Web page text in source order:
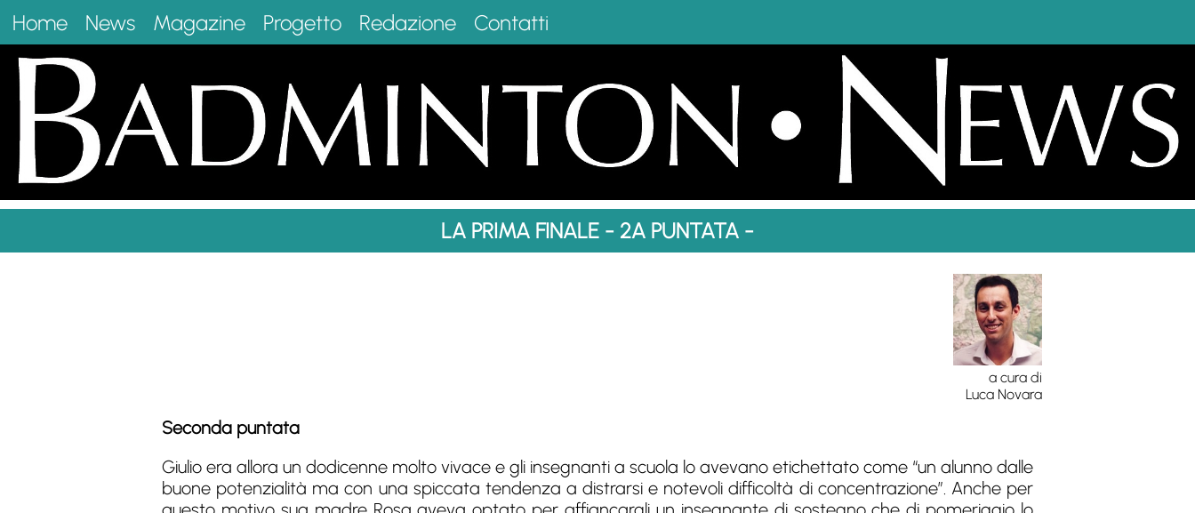
Home News Magazine Progetto Redazione Contatti
LA PRIMA FINALE - 2A PUNTATA -
a cura di
Luca Novara
Seconda puntata
Giulio era allora un dodicenne molto vivace e gli insegnanti a scuola lo avevano etichettato come “un alunno dalle
buone potenzialità ma con una spiccata tendenza a distrarsi e notevoli difficoltà di concentrazione”. Anche per